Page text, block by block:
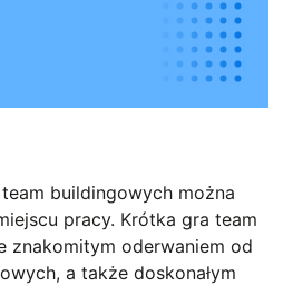
buildingowych można
pracy. Krótka gra team
znakomitym oderwaniem od
a także doskonałym